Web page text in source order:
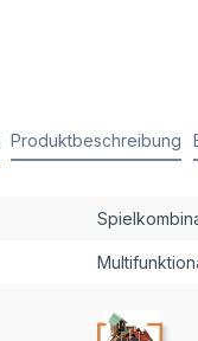
Produktbeschreibung